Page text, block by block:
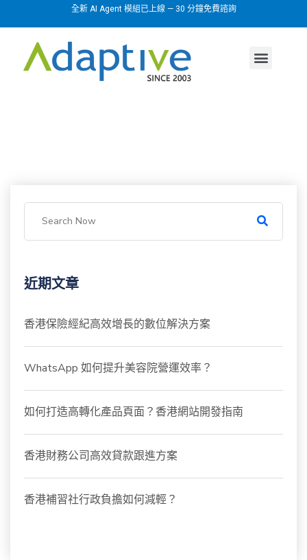
全新 AI Agent 模組已上線 — 30 分鐘免費諮詢
近期文章
香港保險經紀高效增長的數位解決方案
WhatsApp 如何提升美容院營運效率？
如何打造高轉化產品頁面？香港網站開發指南
香港財務公司高效貸款跟進方案
香港補習社行政負擔如何減輕？